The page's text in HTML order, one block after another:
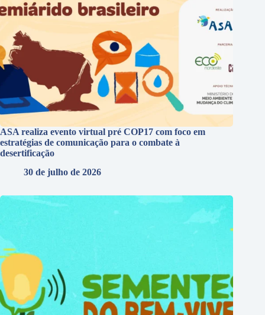
ASA realiza evento virtual pré COP17 com foco em
estratégias de comunicação para o combate à
desertificação
30 de julho de 2026